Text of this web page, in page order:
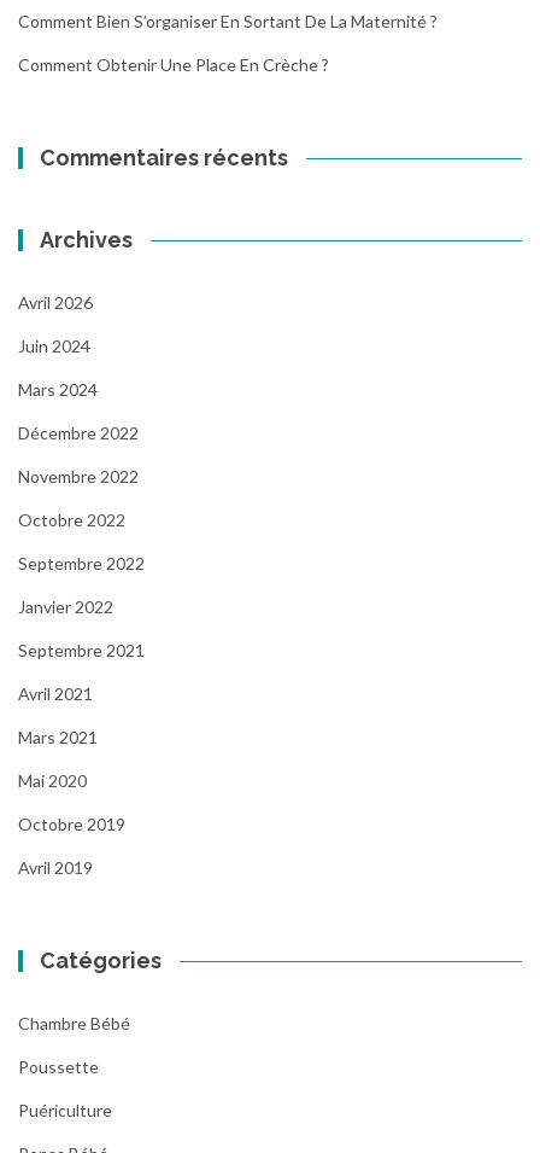
Comment Bien S’organiser En Sortant De La Maternité ?
Comment Obtenir Une Place En Crèche ?
Commentaires récents
Archives
Avril 2026
Juin 2024
Mars 2024
Décembre 2022
Novembre 2022
Octobre 2022
Septembre 2022
Janvier 2022
Septembre 2021
Avril 2021
Mars 2021
Mai 2020
Octobre 2019
Avril 2019
Catégories
Chambre Bébé
Poussette
Puériculture